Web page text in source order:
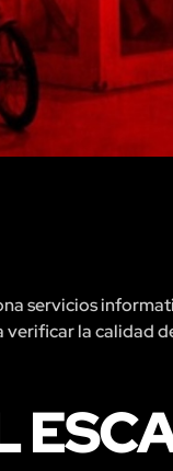
servicios
la calidad